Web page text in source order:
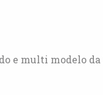
e multi modelo